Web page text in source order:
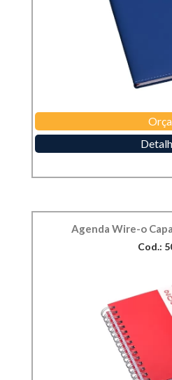
Agenda Wire-o
Cod.: